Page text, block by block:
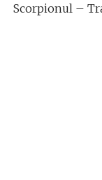
Scorpionul –